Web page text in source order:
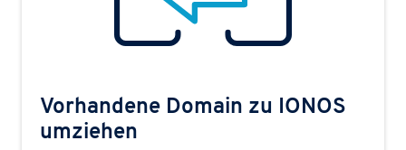
Vorhandene Domain zu IONOS
umziehen